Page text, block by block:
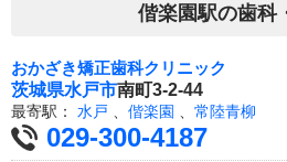
偕楽園駅の歯科
おかざき矯正歯科クリニック
茨城県水戸市南町3-2-44
最寄駅： 水戸 偕楽園 常陸青柳
029-300-4187